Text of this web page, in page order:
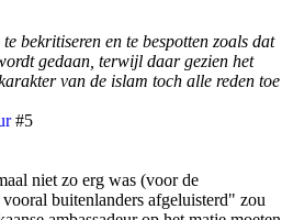
bekritiseren en te bespotten zoals dat
gedaan, terwijl daar gezien het
van de islam toch alle reden toe
#5
niet zo erg was (voor de
buitenlanders afgeluisterd" zou